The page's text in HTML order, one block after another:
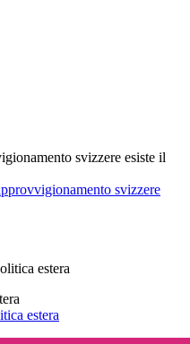
svizzere esiste il
svizzere
estera